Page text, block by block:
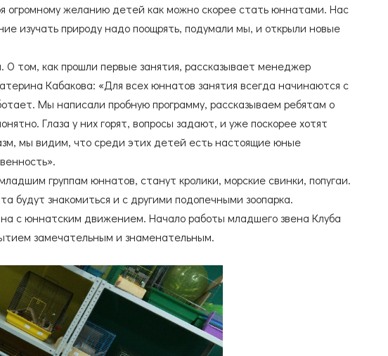
огромному желанию детей как можно скорее стать юннатами. Нас
изучать природу надо поощрять, подумали мы, и открыли новые
том, как прошли первые занятия, рассказывает менеджер
Кабакова: «Для всех юннатов занятия всегда начинаются с
Мы написали пробную программу, рассказываем ребятам о
Глаза у них горят, вопросы задают, и уже поскорее хотят
мы видим, что среди этих детей есть настоящие юные
группам юннатов, станут кролики, морские свинки, попугаи.
будут знакомиться и с другими подопечными зоопарка.
с юннатским движением. Начало работы младшего звена Клуба
замечательным и знаменательным.